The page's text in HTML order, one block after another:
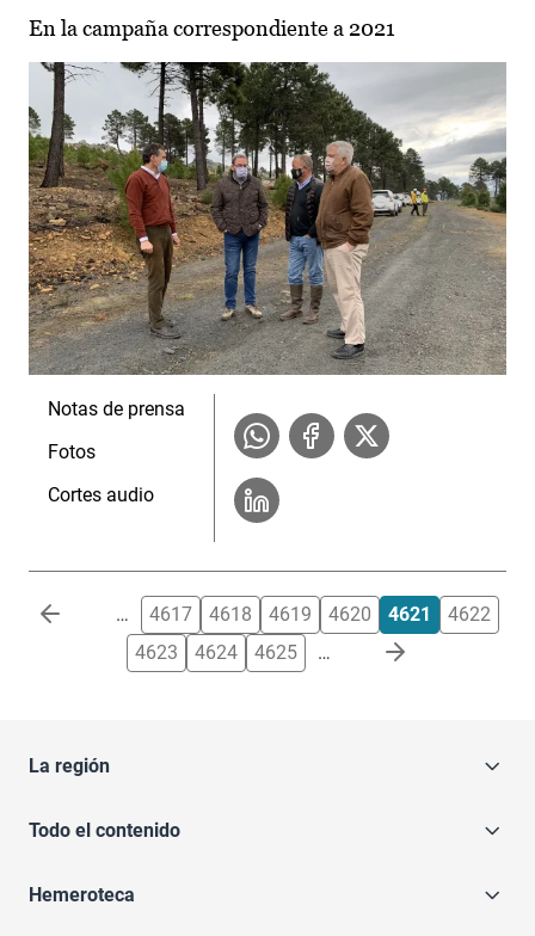
En la campaña correspondiente a 2021
Notas de prensa
Fotos
Cortes audio
Paginación … 4617 4618 4619 4620 4621
4622
4623
4624 4625 …
La región
Todo el contenido
Hemeroteca